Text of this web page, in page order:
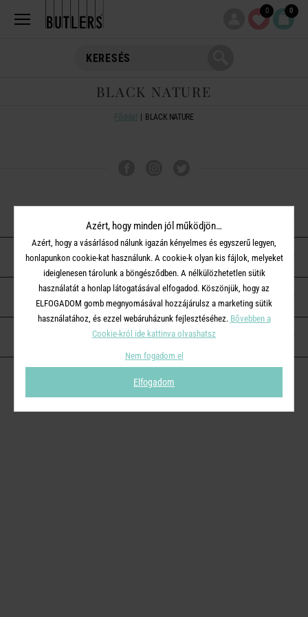
0 0
BLACK NATURE
Főoldal BLACK NATURE
ÜGYFÉLSZOLGÁLAT
A BUTLERS-RŐL
KAPCSOLAT
Azért, hogy minden jól működjön…
Azért, hogy a vásárlásod nálunk igazán kényelmes és egyszerű legyen,
honlapunkon cookie-kat használunk. A cookie-k olyan kis fájlok, melyeket
ideiglenesen tárolunk a böngésződben. A nélkülözhetetlen sütik
használatát a honlap látogatásával elfogadod. Köszönjük, hogy az
ELFOGADOM gomb megnyomásával hozzájárulsz a marketing sütik
használatához, és ezzel webáruházunk fejlesztéséhez. Bővebben a
Cookie-król ide kattinva olvashatsz
Nem fogadom el
Elfogadom